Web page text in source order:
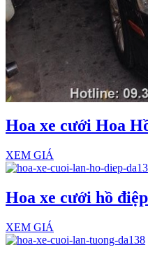
Hoa xe cưới Hoa
XEM GIÁ
Hoa xe cưới hồ
XEM GIÁ